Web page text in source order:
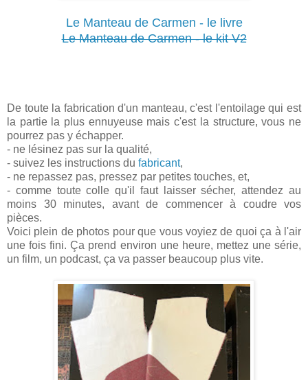
Le Manteau de Carmen - le livre
Le Manteau de Carmen - le kit V2
De toute la fabrication d'un manteau, c'est l'entoilage qui est
la partie la plus ennuyeuse mais c'est la structure, vous ne
pourrez pas y échapper.
- ne lésinez pas sur la qualité,
- suivez les instructions du fabricant,
- ne repassez pas, pressez par petites touches, et,
- comme toute colle qu'il faut laisser sécher, attendez au
moins 30 minutes, avant de commencer à coudre vos
pièces.
Voici plein de photos pour que vous voyiez de quoi ça à l'air
une fois fini. Ça prend environ une heure, mettez une série,
un film, un podcast, ça va passer beaucoup plus vite.